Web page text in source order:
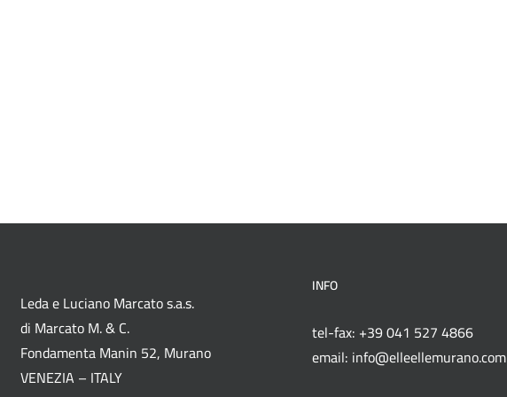
Leda e Luciano Marcato s.a.s.
di Marcato M. & C.
Fondamenta Manin 52, Murano
VENEZIA – ITALY
INFO
tel-fax: +39 041 527 4866
email: info@elleellemurano.com